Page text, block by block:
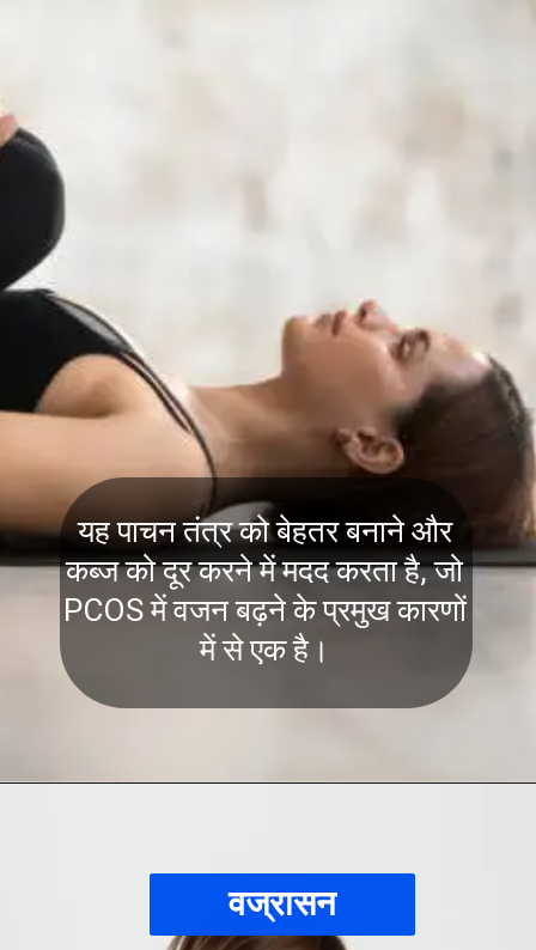
यह पाचन तंत्र को बेहतर बनाने और
कब्ज को दूर करने में मदद करता है, जो
PCOS में वजन बढ़ने के प्रमुख कारणों
में से एक है।
वज्रासन